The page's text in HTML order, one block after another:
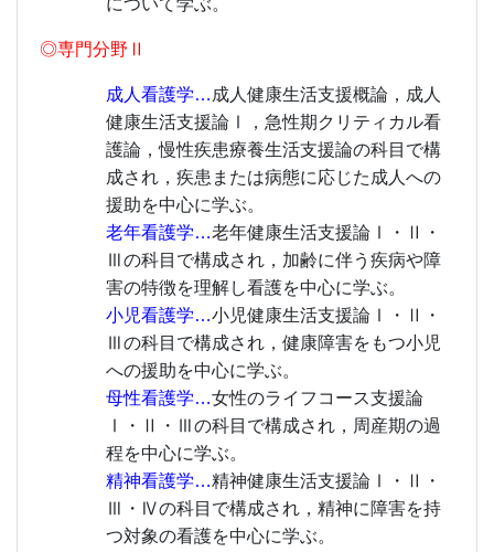
◎専門分野Ⅱ
成人看護学… 成人健康生活支援概論，成人
健康生活支援論Ⅰ，急性期クリティカル看
護論，慢性疾患療養生活支援論の科目で構
成され，疾患または病態に応じた成人への
援助を中心に学ぶ。
老年看護学…老年健康生活支援論Ⅰ・Ⅱ・
Ⅲの科目で構成され，加齢に伴う疾病や障
害の特徴を理解し看護を中心に学ぶ。
小児看護学…小児健康生活支援論Ⅰ・Ⅱ・
Ⅲの科目で構成され，健康障害をもつ小児
への援助を中心に学ぶ。
母性看護学…女性のライフコース支援論
Ⅰ・Ⅱ・Ⅲの科目で構成され，周産期の過
程を中心に学ぶ。
精神看護学…精神健康生活支援論Ⅰ・Ⅱ・
Ⅲ・Ⅳの科目で構成され，精神に障害を持
つ対象の看護を中心に学ぶ。